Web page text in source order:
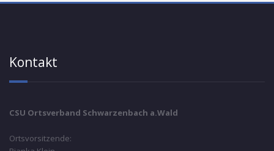
Kontakt
CSU Ortsverband Schwarzenbach a.Wald
Ortsvorsitzende: